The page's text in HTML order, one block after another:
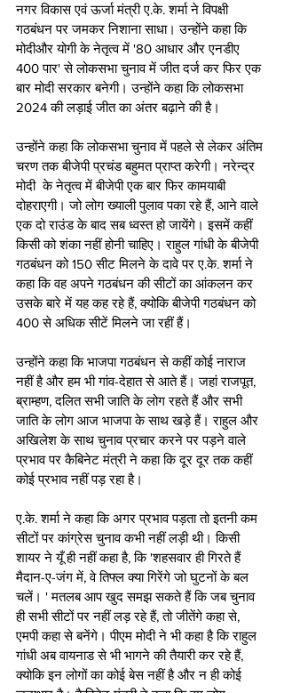
नगर विकास एवं ऊर्जा मंत्री ए.के. शर्मा ने विपक्षी
गठबंधन पर जमकर निशाना साधा। उन्होंने कहा कि
मोदीऔर योगी के नेतृत्व में '80 आधार और एनडीए
400 पार' से लोकसभा चुनाव में जीत दर्ज कर फिर एक
बार मोदी सरकार बनेगी। उन्होंने कहा कि लोकसभा
2024 की लड़ाई जीत का अंतर बढ़ाने की है।
उन्होंने कहा कि लोकसभा चुनाव में पहले से लेकर अंतिम
चरण तक बीजेपी प्रचंड बहुमत प्राप्त करेगी। नरेन्द्र
मोदी  के नेतृत्व में बीजेपी एक बार फिर कामयाबी
दोहराएगी। जो लोग ख्याली पुलाव पका रहे हैं, आने वाले
एक दो राउंड के बाद सब ध्वस्त हो जायेंगे। इसमें कहीं
किसी को शंका नहीं होनी चाहिए। राहुल गांधी के बीजेपी
गठबंधन को 150 सीट मिलने के दावे पर ए.के. शर्मा ने
कहा कि वह अपने गठबंधन की सीटों का आंकलन कर
उसके बारे में यह कह रहे हैं, क्योकि बीजेपी गठबंधन को
400 से अधिक सीटें मिलने जा रहीं हैं।
उन्होंने कहा कि भाजपा गठबंधन से कहीं कोई नाराज
नहीं है और हम भी गांव-देहात से आते हैं। जहां राजपूत,
ब्राम्हण, दलित सभी जाति के लोग रहते हैं और सभी
जाति के लोग आज भाजपा के साथ खड़े हैं। राहुल और
अखिलेश के साथ चुनाव प्रचार करने पर पड़ने वाले
प्रभाव पर कैबिनेट मंत्री ने कहा कि दूर दूर तक कहीं
कोई प्रभाव नहीं पड़ रहा है।
ए.के. शर्मा ने कहा कि अगर प्रभाव पड़ता तो इतनी कम
सीटों पर कांग्रेस चुनाव कभी नहीं लड़ी थी। किसी
शायर ने यूँ ही नहीं कहा है, कि 'शहसवार ही गिरते हैं
मैदान-ए-जंग में, वे तिफ्ल क्या गिरेंगे जो घुटनों के बल
चलें। ' मतलब आप खुद समझ सकते हैं कि जब चुनाव
ही सभी सीटों पर नहीं लड़ रहे हैं, तो जीतेंगे कहा से,
एमपी कहा से बनेंगे। पीएम मोदी ने भी कहा है कि राहुल
गांधी अब वायनाड से भी भागने की तैयारी कर रहे हैं,
क्योकि इन लोगों का कोई बेस नहीं है और न ही कोई